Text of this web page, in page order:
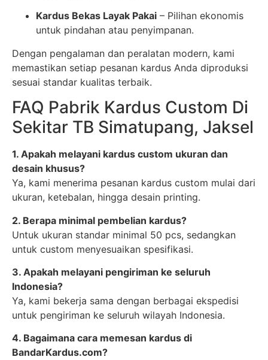
Kardus Bekas Layak Pakai – Pilihan ekonomis
untuk pindahan atau penyimpanan.
Dengan pengalaman dan peralatan modern, kami
memastikan setiap pesanan kardus Anda diproduksi
sesuai standar kualitas terbaik.
FAQ Pabrik Kardus Custom Di
Sekitar TB Simatupang, Jaksel
1. Apakah melayani kardus custom ukuran dan
desain khusus?
Ya, kami menerima pesanan kardus custom mulai dari
ukuran, ketebalan, hingga desain printing.
2. Berapa minimal pembelian kardus?
Untuk ukuran standar minimal 50 pcs, sedangkan
untuk custom menyesuaikan spesifikasi.
3. Apakah melayani pengiriman ke seluruh
Indonesia?
Ya, kami bekerja sama dengan berbagai ekspedisi
untuk pengiriman ke seluruh wilayah Indonesia.
4. Bagaimana cara memesan kardus di
BandarKardus.com?